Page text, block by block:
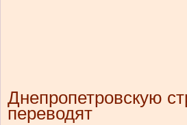
Днепропетровскую
переводят